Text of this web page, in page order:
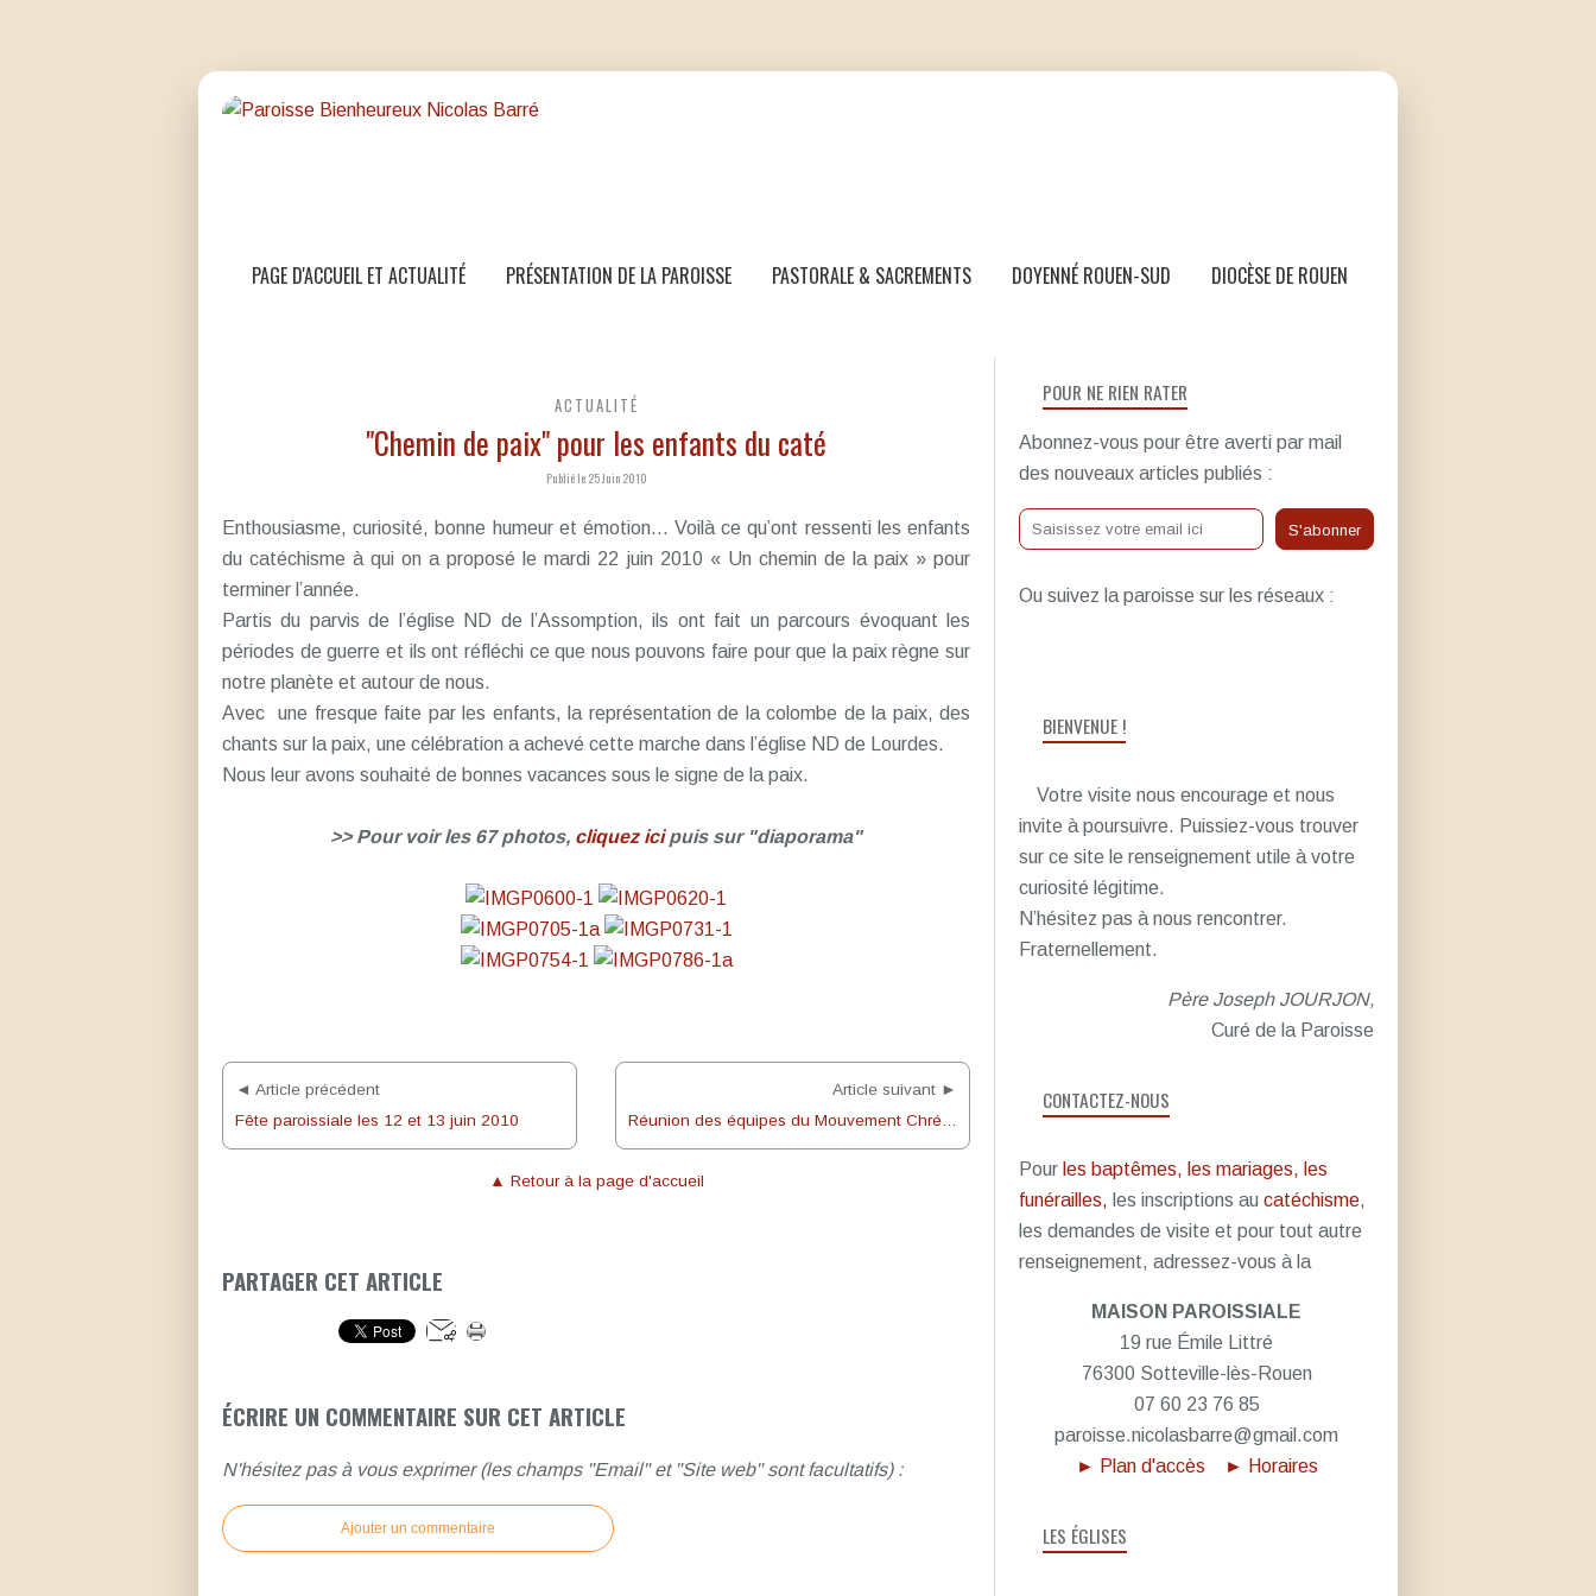
PAGE D'ACCUEIL ET ACTUALITÉ PRÉSENTATION DE LA PAROISSE PASTORALE & SACREMENTS DOYENNÉ ROUEN-SUD DIOCÈSE DE ROUEN
ACTUALITÉ
"Chemin de paix" pour les enfants du caté
Publié le 25 Juin 2010
Enthousiasme, curiosité, bonne humeur et émotion... Voilà ce qu’ont ressenti les enfants
du catéchisme à qui on a proposé le mardi 22 juin 2010 « Un chemin de la paix » pour
terminer l’année.
Partis du parvis de l’église ND de l’Assomption, ils ont fait un parcours évoquant les
périodes de guerre et ils ont réfléchi ce que nous pouvons faire pour que la paix règne sur
notre planète et autour de nous.
Avec
une fresque faite par les enfants, la représentation de la colombe de la paix, des
chants sur la paix, une célébration a achevé cette marche dans l’église ND de Lourdes.
Nous leur avons souhaité de bonnes vacances sous le signe de la paix.
>> Pour voir les 67 photos, cliquez icipuis sur "diaporama"
◄ Article précédent
Fête paroissiale les 12 et 13 juin 2010
Article suivant ►
Réunion des équipes du Mouvement Chrétien des Retraités
▲ Retour à la page d'accueil
PARTAGER CET ARTICLE
ÉCRIRE UN COMMENTAIRE SUR CET ARTICLE
N'hésitez pas à vous exprimer (les champs "Email" et "Site web" sont facultatifs) :
Ajouter un commentaire
POUR NE RIEN RATER
Abonnez-vous pour être averti par mail
des nouveaux articles publiés :
Ou suivez la paroisse sur les réseaux :
BIENVENUE !
Votre visite nous encourage et nous
invite à poursuivre. Puissiez-vous trouver
sur ce site le renseignement utile à votre
curiosité légitime.
N’hésitez pas à nous rencontrer.
Fraternellement.
Père Joseph JOURJON,
Curé de la Paroisse
CONTACTEZ-NOUS
Pour les baptêmes, les mariages, les
funérailles, les inscriptions au catéchisme,
les demandes de visite et pour tout autre
renseignement, adressez-vous à la
MAISON PAROISSIALE
19 rue Émile Littré
76300 Sotteville-lès-Rouen
07 60 23 76 85
paroisse.nicolasbarre@gmail.com
► Plan d'accès
► Horaires
LES ÉGLISES